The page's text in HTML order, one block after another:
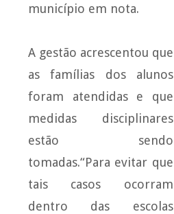
município em nota.
A gestão acrescentou que
as famílias dos alunos
foram atendidas e que
medidas disciplinares
estão sendo
tomadas.“Para evitar que
tais casos ocorram
dentro das escolas